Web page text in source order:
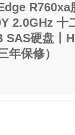
R760xa
2.0GHz 十
硬盘丨
年保修）